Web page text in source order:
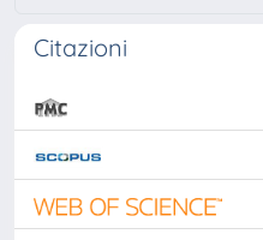
Citazioni